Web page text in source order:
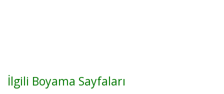
İlgili Boyama Sayfaları